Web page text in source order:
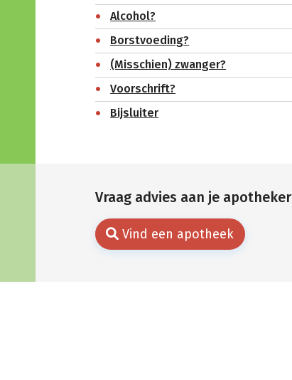
Vraag advies aan je apotheker
Vind een apotheek
Alcohol?
Borstvoeding?
(Misschien) zwanger?
Voorschrift?
Bijsluiter